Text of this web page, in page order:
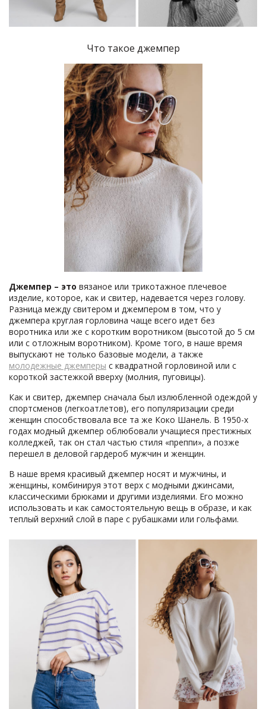
Что такое джемпер
Джемпер – это вязаное или трикотажное плечевое
изделие, которое, как и свитер, надевается через голову.
Разница между свитером и джемпером в том, что у
джемпера круглая горловина чаще всего идет без
воротника или же с коротким воротником (высотой до 5 см
или с отложным воротником). Кроме того, в наше время
выпускают не только базовые модели, а также
молодежные джемперы с квадратной горловиной или с
короткой застежкой вверху (молния, пуговицы).
Как и свитер, джемпер сначала был излюбленной одеждой у
спортсменов (легкоатлетов), его популяризации среди
женщин способствовала все та же Коко Шанель. В 1950-х
годах модный джемпер облюбовали учащиеся престижных
колледжей, так он стал частью стиля «преппи», а позже
перешел в деловой гардероб мужчин и женщин.
В наше время красивый джемпер носят и мужчины, и
женщины, комбинируя этот верх с модными джинсами,
классическими брюками и другими изделиями. Его можно
использовать и как самостоятельную вещь в образе, и как
теплый верхний слой в паре с рубашками или гольфами.